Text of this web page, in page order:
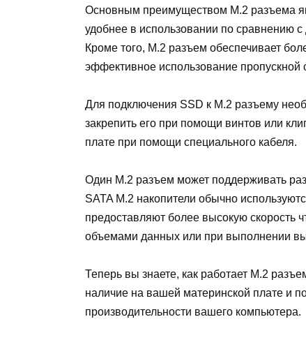
Основным преимуществом M.2 разъема
удобнее в использовании по сравнению
Кроме того, M.2 разъем обеспечивает
эффективное использование пропускной
Для подключения SSD к M.2 разъему
закрепить его при помощи винтов или
плате при помощи специального кабеля.
Один M.2 разъем может поддерживать
SATA M.2 накопители обычно
предоставляют более высокую скорость
объемами данных или при выполнении
Теперь вы знаете, как работает M.2
наличие на вашей материнской плате и
производительности вашего компьютера.